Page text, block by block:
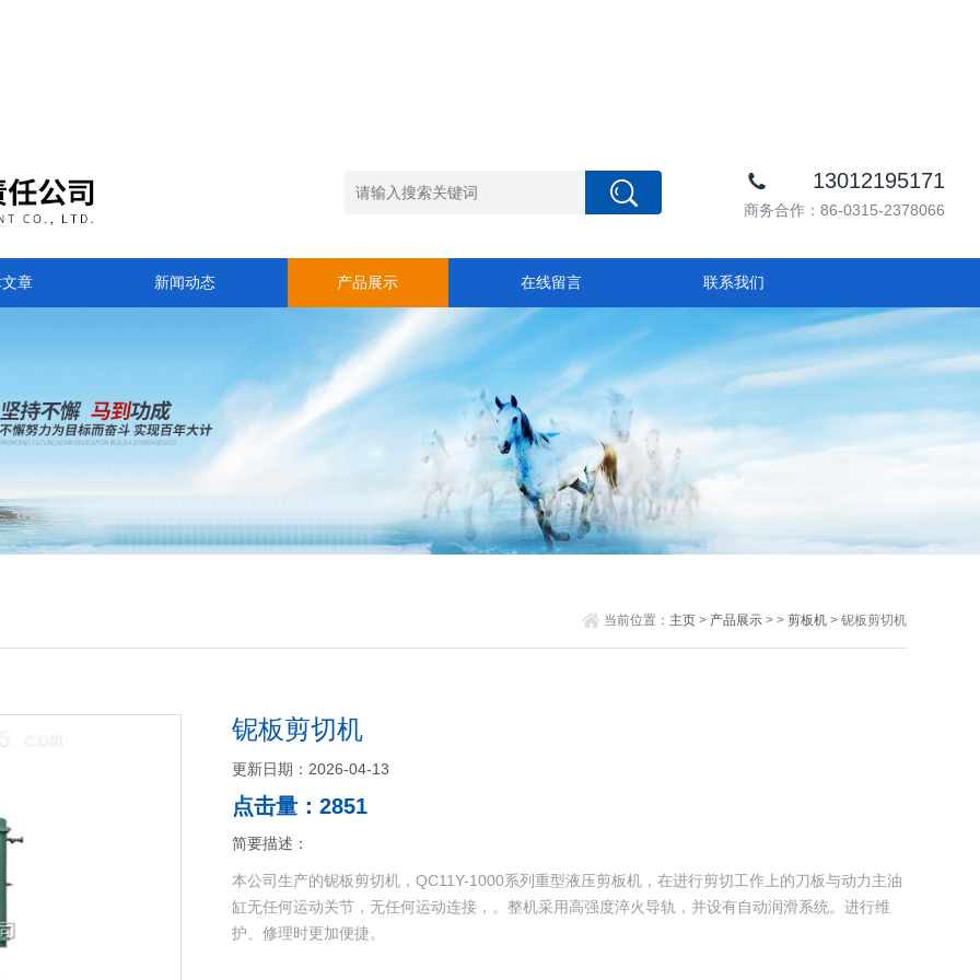
13012195171
商务合作：86-0315-2378066
章 新闻动态 产品展示 在线留言 联系我们
当前位置： 主页> 产品展示> > 剪板机> 铌板剪切机
铌板剪切机
更新日期：2026-04-13
点击量：2851
简要描述：
本公司生产的铌板剪切机，QC11Y-1000系列重型液压剪板机，在进行剪切工作上的刀板与动力主油
缸无任何运动关节，无任何运动连接，。整机采用高强度淬火导轨，并设有自动润滑系统。进行维
护、修理时更加便捷。